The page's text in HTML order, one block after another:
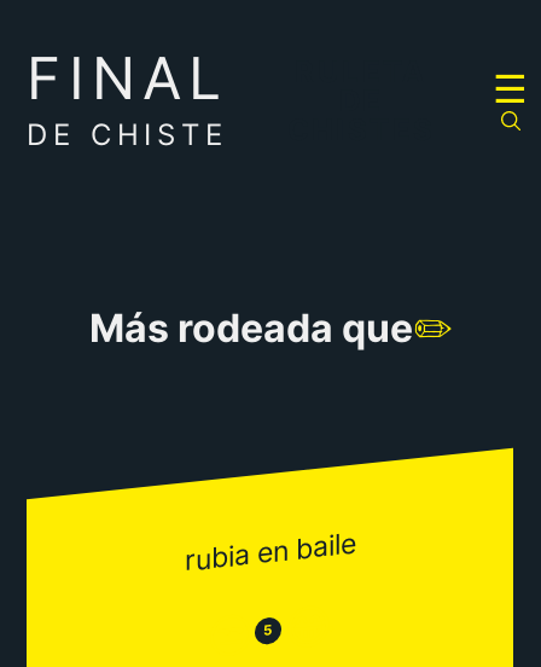
FINAL
DE CHISTE
☰
Más rodeada que✏️
rubia en baile
😒 5 😂